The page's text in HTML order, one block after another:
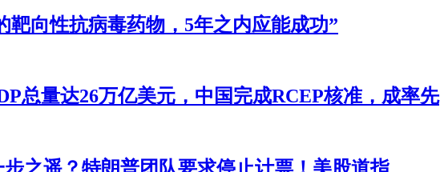
向性抗病毒药物，5年之内应能成功”
总量达26万亿美元，中国完成RCEP核准，成率先